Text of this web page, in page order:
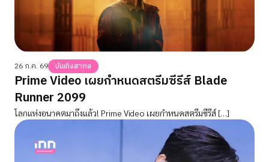
26 ก.ค. 69 บันเทิงสากล
Prime Video เผยกำหนดสตรีมซีรีส์ Blade
Runner 2099
โลกแห่งอนาคตมาถึงแล้ว! Prime Video เผยกำหนดสตรีมซีรีส์ […]